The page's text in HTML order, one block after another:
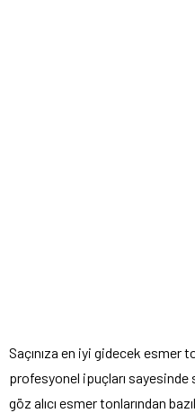
Saçınıza en iyi gidecek esmer
profesyonel ipuçları sayesinde
göz alıcı esmer tonlarından